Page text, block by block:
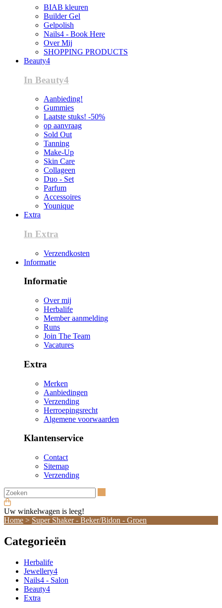
BIAB kleuren
Builder Gel
Gelpolish
Nails4 - Book Here
Over Mij
SHOPPING PRODUCTS
Beauty4
In Beauty4
Aanbieding!
Gummies
Laatste stuks! -50%
op aanvraag
Sold Out
Tanning
Make-Up
Skin Care
Collageen
Duo - Set
Parfum
Accessoires
Younique
Extra
In Extra
Verzendkosten
Informatie
Informatie
Over mij
Herbalife
Member aanmelding
Runs
Join The Team
Vacatures
Extra
Merken
Aanbiedingen
Verzending
Herroepingsrecht
Algemene voorwaarden
Klantenservice
Contact
Sitemap
Verzending
Uw winkelwagen is leeg!
Home > Super Shaker - Beker/Bidon - Groen
Categorieën
Herbalife
Jewellery4
Nails4 - Salon
Beauty4
Extra